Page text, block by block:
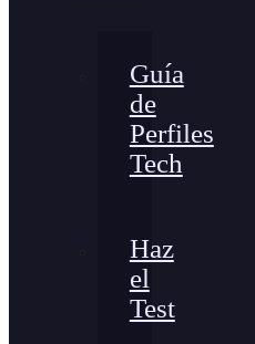
Guía
de
Perfiles
Tech
Haz
el
Test